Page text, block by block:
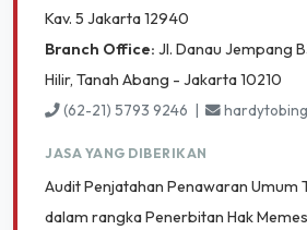
Kav. 5 Jakarta 12940
Branch Office: Jl. Danau Jempang
Hilir, Tanah Abang - Jakarta 10210
(62-21) 5793 9246 |
JASA YANG DIBERIKAN
Audit Penjatahan Penawaran Umum
dalam rangka Penerbitan Hak